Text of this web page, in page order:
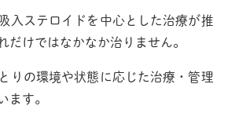
入ステロイドを中心とした治療が推
だけではなかなか治りません。
りの環境や状態に応じた治療・管理
ます。